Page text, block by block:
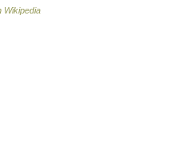
Wikipedia